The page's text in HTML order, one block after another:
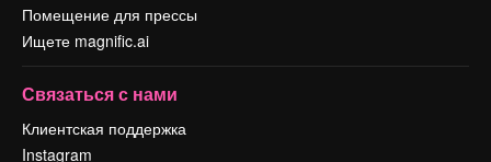
Помещение для прессы
Ищете magnific.ai
Связаться с нами
Клиентская поддержка
Instagram